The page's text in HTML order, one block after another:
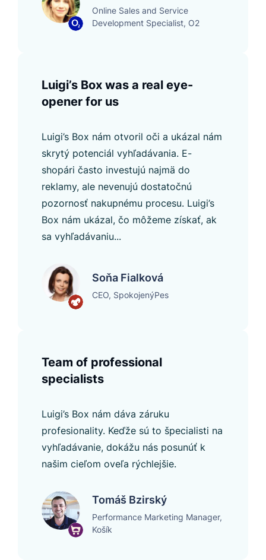
Online Sales and Service
Development Specialist, O2
Luigi’s Box was a real eye-
opener for us
Luigi’s Box nám otvoril oči a ukázal nám
skrytý potenciál vyhľadávania. E-
shopári často investujú najmä do
reklamy, ale nevenujú dostatočnú
pozornosť nakupnému procesu. Luigi’s
Box nám ukázal, čo môžeme získať, ak
sa vyhľadávaniu...
Soňa Fialková
CEO, SpokojenýPes
Team of professional
specialists
Luigi’s Box nám dáva záruku
profesionality. Keďže sú to špecialisti na
vyhľadávanie, dokážu nás posunúť k
našim cieľom oveľa rýchlejšie.
Tomáš Bzirský
Performance Marketing Manager,
Košík